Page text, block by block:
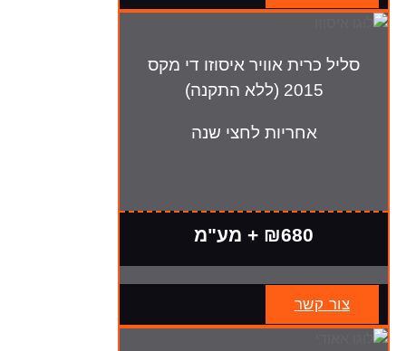
סליל כרית אוויר איסוזו די מקס
2015 (ללא התקנה)
אחריות לחצי שנה
₪680 + מע"מ
צור קשר